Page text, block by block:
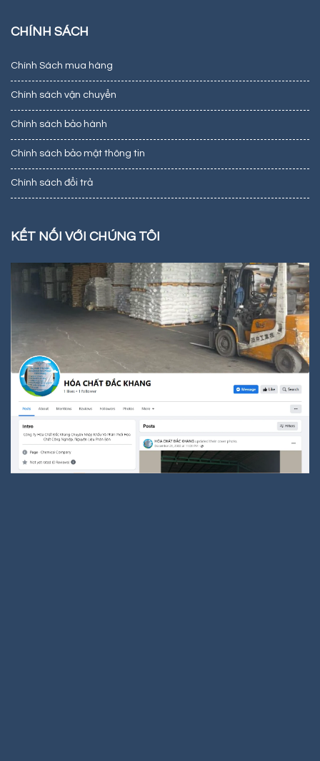
CHÍNH SÁCH
Chính Sách mua hàng
Chính sách vận chuyển
Chính sách bảo hành
Chính sách bảo mật thông tin
Chính sách đổi trả
KẾT NỐI VỚI CHÚNG TÔI